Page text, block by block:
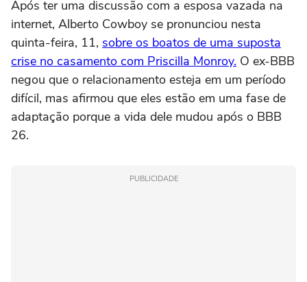
Após ter uma discussão com a esposa vazada na
internet, Alberto Cowboy se pronunciou nesta
quinta-feira, 11, sobre os boatos de uma suposta
crise no casamento com Priscilla Monroy. O ex-BBB
negou que o relacionamento esteja em um período
difícil, mas afirmou que eles estão em uma fase de
adaptação porque a vida dele mudou após o BBB
26.
PUBLICIDADE